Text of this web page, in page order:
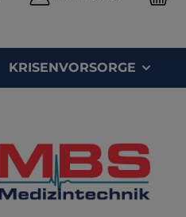
KRISENVORSORGE